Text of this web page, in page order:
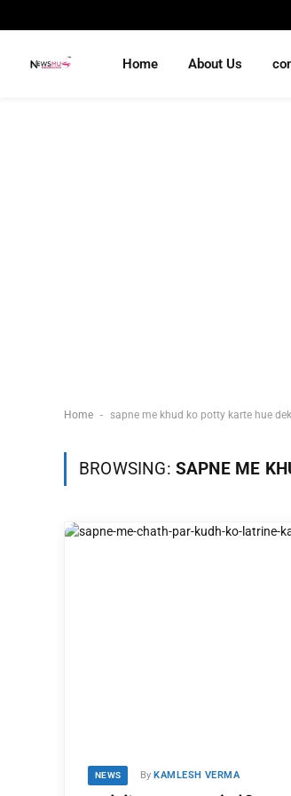
Home About Us
Home - sapne me khud ko potty karte hue
BROWSING: SAPNE ME
NEWS By KAMLESH VERMA